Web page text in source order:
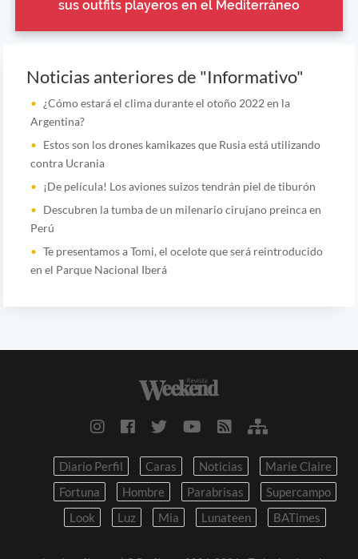
sus outfits playeros en el Mediterráneo
Noticias anteriores de "Informativo"
¿Cómo estará el clima durante el otoño 2022 en la
Argentina?
Estos son los drones kamikazes que Rusia está utilizando
contra Ucrania
¡De película! Los aviones suizos tendrán piel de tiburón
Descubren la tumba de un milenario cirujano preinca en
Perú
Te presentamos a Tomi, el ocelote que será reintroducido
en el Parque Nacional Iberá
Diario Perfil Caras Noticias
Marie Claire
Fortuna
Hombre Parabrisas
Supercampo
Look
Luz Mia Lunateen BATimes